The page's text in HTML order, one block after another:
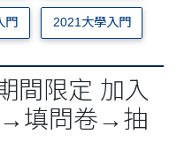
門 2021大學入門
間限定 加入
→填問卷→抽